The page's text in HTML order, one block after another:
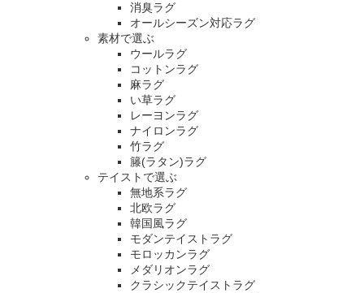
消臭ラグ
オールシーズン対応ラグ
素材で選ぶ
ウールラグ
コットンラグ
麻ラグ
い草ラグ
レーヨンラグ
ナイロンラグ
竹ラグ
籐(ラタン)ラグ
テイストで選ぶ
無地系ラグ
北欧ラグ
韓国風ラグ
モダンテイストラグ
モロッカンラグ
メダリオンラグ
クラシックテイストラグ